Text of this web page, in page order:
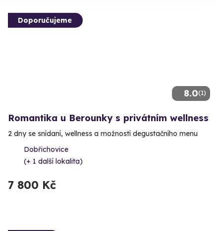
8.0(1)
Doporučujeme
Romantika u Berounky s privátním wellness
2 dny se snídaní, wellness a možností degustačního menu
Dobřichovice
(+ 1 další lokalita)
7 800 Kč